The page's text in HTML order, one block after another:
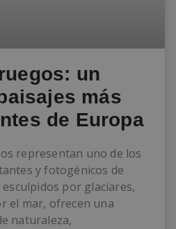
un
más
de Europa
representan uno de los
y fotogénicos de
esculpidos por glaciares,
el mar, ofrecen una
naturaleza,